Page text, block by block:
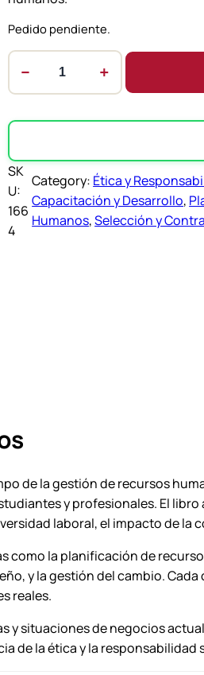
Pedido pendiente.
d
m
n
i
s
t
r
c
r
s
o
h
u
m
n
o
− +
SK
U:
166
4
Category: Ética y
Capacitación y Desarrollo,
Humanos, Selección y
de la gestión de recursos
y profesionales. El
laboral, el impacto de la
como la planificación de
y la gestión del cambio.
reales.
y situaciones de negocios
de la ética y la